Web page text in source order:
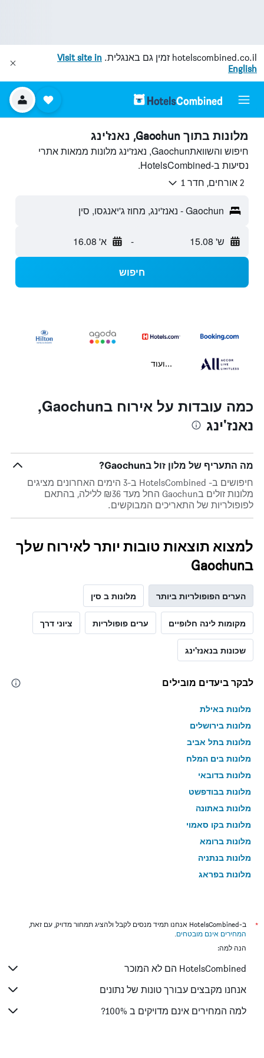
hotelscombined.co.il זמין גם באנגלית. Visit site in
English
מלונות בתוך Gaochun, נאנז'ינג
חיפוש והשוואתGaochun, נאנז'ינג מלונות ממאות אתרי
נסיעות ב-HotelsCombined.
2 אורחים, חדר 1
Gaochun - נאנז'ינג, מחוז ג'יאנגסו, סין
ש' 15.08 - א' 16.08
חיפוש
...ועוד
כמה עובדות על אירוח בGaochun,
נאנז'ינג
מה התעריף של מלון זול בGaochun?
חיפושים ב- HotelsCombined ב-3 הימים האחרונים מציגים
מלונות זולים בGaochun החל מעד ₪36 ללילה, בהתאם
לפופולריות של התאריכים המבוקשים.
למצוא תוצאות טובות יותר לאירוח שלך
בGaochun
הערים הפופולריות ביותר מלונות ב סין
מקומות לינה חלופיים ערים פופולריות ציוני דרך
שכונות בנאנז'ינג
לבקר ביעדים מובילים
מלונות באילת
מלונות בירושלים
מלונות בתל אביב
מלונות בים המלח
מלונות בדובאי
מלונות בבודפשט
מלונות באתונה
מלונות בקו סאמוי
מלונות ברומא
מלונות בנתניה
מלונות בפראג
מלונות בניו יורק
מלונות בבנגקוק
מלונות בבוקרשט
מלונות בפאפוס
מלונות בלימסול
*
ב-HotelsCombined אנחנו תמיד מנסים לקבל ולהציג תמחור מדויק, עם זאת,
המחירים אינם מובטחים.
הנה למה:
HotelsCombined הם לא המוכר
אנחנו מקבצים עבורך טונות של נתונים
למה המחירים אינם מדויקים ב 100%?